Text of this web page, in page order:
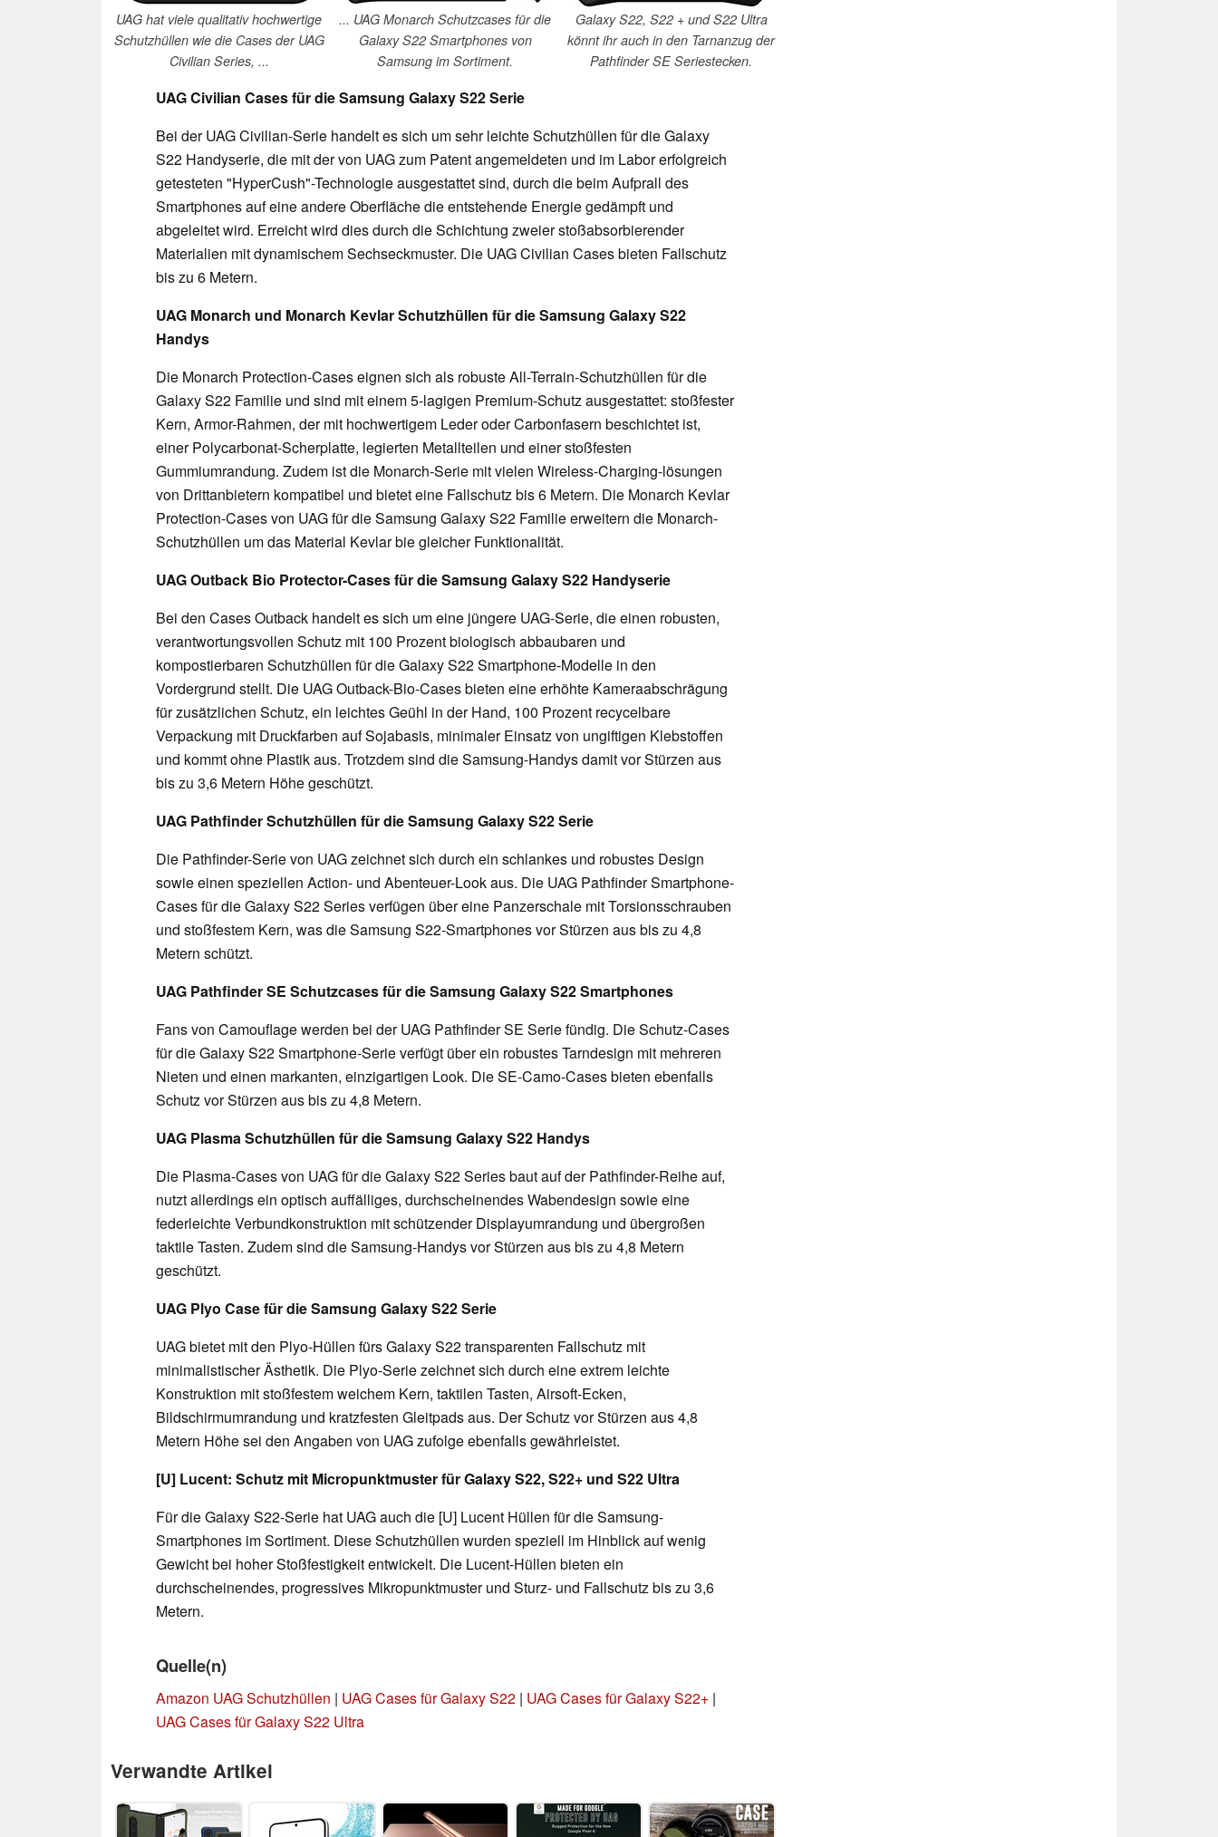
UAG hat viele qualitativ hochwertige
Schutzhüllen wie die Cases der UAG
Civilian Series, ...
... UAG Monarch Schutzcases für die
Galaxy S22 Smartphones von
Samsung im Sortiment.
Galaxy S22, S22 + und S22 Ultra
könnt ihr auch in den Tarnanzug der
Pathfinder SE Seriestecken.
UAG Civilian Cases für die Samsung Galaxy S22 Serie
Bei der UAG Civilian-Serie handelt es sich um sehr leichte Schutzhüllen für die Galaxy
S22 Handyserie, die mit der von UAG zum Patent angemeldeten und im Labor erfolgreich
getesteten "HyperCush"-Technologie ausgestattet sind, durch die beim Aufprall des
Smartphones auf eine andere Oberfläche die entstehende Energie gedämpft und
abgeleitet wird. Erreicht wird dies durch die Schichtung zweier stoßabsorbierender
Materialien mit dynamischem Sechseckmuster. Die UAG Civilian Cases bieten Fallschutz
bis zu 6 Metern.
UAG Monarch und Monarch Kevlar Schutzhüllen für die Samsung Galaxy S22
Handys
Die Monarch Protection-Cases eignen sich als robuste All-Terrain-Schutzhüllen für die
Galaxy S22 Familie und sind mit einem 5-lagigen Premium-Schutz ausgestattet: stoßfester
Kern, Armor-Rahmen, der mit hochwertigem Leder oder Carbonfasern beschichtet ist,
einer Polycarbonat-Scherplatte, legierten Metallteilen und einer stoßfesten
Gummiumrandung. Zudem ist die Monarch-Serie mit vielen Wireless-Charging-lösungen
von Drittanbietern kompatibel und bietet eine Fallschutz bis 6 Metern. Die Monarch Kevlar
Protection-Cases von UAG für die Samsung Galaxy S22 Familie erweitern die Monarch-
Schutzhüllen um das Material Kevlar bie gleicher Funktionalität.
UAG Outback Bio Protector-Cases für die Samsung Galaxy S22 Handyserie
Bei den Cases Outback handelt es sich um eine jüngere UAG-Serie, die einen robusten,
verantwortungsvollen Schutz mit 100 Prozent biologisch abbaubaren und
kompostierbaren Schutzhüllen für die Galaxy S22 Smartphone-Modelle in den
Vordergrund stellt. Die UAG Outback-Bio-Cases bieten eine erhöhte Kameraabschrägung
für zusätzlichen Schutz, ein leichtes Geühl in der Hand, 100 Prozent recycelbare
Verpackung mit Druckfarben auf Sojabasis, minimaler Einsatz von ungiftigen Klebstoffen
und kommt ohne Plastik aus. Trotzdem sind die Samsung-Handys damit vor Stürzen aus
bis zu 3,6 Metern Höhe geschützt.
UAG Pathfinder Schutzhüllen für die Samsung Galaxy S22 Serie
Die Pathfinder-Serie von UAG zeichnet sich durch ein schlankes und robustes Design
sowie einen speziellen Action- und Abenteuer-Look aus. Die UAG Pathfinder Smartphone-
Cases für die Galaxy S22 Series verfügen über eine Panzerschale mit Torsionsschrauben
und stoßfestem Kern, was die Samsung S22-Smartphones vor Stürzen aus bis zu 4,8
Metern schützt.
UAG Pathfinder SE Schutzcases für die Samsung Galaxy S22 Smartphones
Fans von Camouflage werden bei der UAG Pathfinder SE Serie fündig. Die Schutz-Cases
für die Galaxy S22 Smartphone-Serie verfügt über ein robustes Tarndesign mit mehreren
Nieten und einen markanten, einzigartigen Look. Die SE-Camo-Cases bieten ebenfalls
Schutz vor Stürzen aus bis zu 4,8 Metern.
UAG Plasma Schutzhüllen für die Samsung Galaxy S22 Handys
Die Plasma-Cases von UAG für die Galaxy S22 Series baut auf der Pathfinder-Reihe auf,
nutzt allerdings ein optisch auffälliges, durchscheinendes Wabendesign sowie eine
federleichte Verbundkonstruktion mit schützender Displayumrandung und übergroßen
taktile Tasten. Zudem sind die Samsung-Handys vor Stürzen aus bis zu 4,8 Metern
geschützt.
UAG Plyo Case für die Samsung Galaxy S22 Serie
UAG bietet mit den Plyo-Hüllen fürs Galaxy S22 transparenten Fallschutz mit
minimalistischer Ästhetik. Die Plyo-Serie zeichnet sich durch eine extrem leichte
Konstruktion mit stoßfestem weichem Kern, taktilen Tasten, Airsoft-Ecken,
Bildschirmumrandung und kratzfesten Gleitpads aus. Der Schutz vor Stürzen aus 4,8
Metern Höhe sei den Angaben von UAG zufolge ebenfalls gewährleistet.
[U] Lucent: Schutz mit Micropunktmuster für Galaxy S22, S22+ und S22 Ultra
Für die Galaxy S22-Serie hat UAG auch die [U] Lucent Hüllen für die Samsung-
Smartphones im Sortiment. Diese Schutzhüllen wurden speziell im Hinblick auf wenig
Gewicht bei hoher Stoßfestigkeit entwickelt. Die Lucent-Hüllen bieten ein
durchscheinendes, progressives Mikropunktmuster und Sturz- und Fallschutz bis zu 3,6
Metern.
Quelle(n)
Amazon UAG Schutzhüllen | UAG Cases für Galaxy S22 | UAG Cases für Galaxy S22+ |
UAG Cases für Galaxy S22 Ultra
Verwandte Artikel